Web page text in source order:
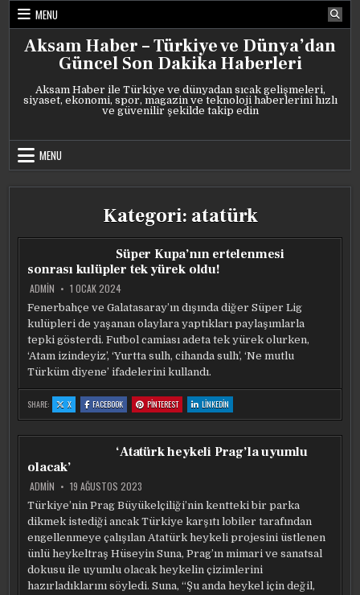
Skip
content
MENU
Aksam Haber – Türkiye ve Dünya’dan
Güncel Son Dakika Haberleri
Aksam Haber ile Türkiye ve dünyadan sıcak gelişmeleri,
siyaset, ekonomi, spor, magazin ve teknoloji haberlerini hızlı
ve güvenilir şekilde takip edin
MENU
Kategori: atatürk
Süper Kupa’nın ertelenmesi
sonrası kulüpler tek yürek oldu!
ADMIN 1 OCAK 2024
Fenerbahçe ve Galatasaray’ın dışında diğer Süper Lig
kulüpleri de yaşanan olaylara yaptıkları paylaşımlarla
tepki gösterdi. Futbol camiası adeta tek yürek olurken,
‘Atam izindeyiz’, ‘Yurtta sulh, cihanda sulh’, ‘Ne mutlu
Türküm diyene’ ifadelerini kullandı.
SHARE: X:
SÜPER
KUPA’NIN
SONRASI
FACEBOOK:
SÜPER
KUPA’NIN
SONRASI
TEK
YÜREK
PINTEREST:
SÜPER
KUPA’NIN
SONRASI
TEK
YÜREK
LINKEDIN
SÜPER
KUPA’NIN
SONRASI
TEK
YÜREK
‘Atatürk heykeli Prag’la uyumlu
olacak’
ADMIN 19 AĞUSTOS 2023
Türkiye’nin Prag Büyükelçiliği’nin kentteki bir parka
dikmek istediği ancak Türkiye karşıtı lobiler tarafından
engellenmeye çalışılan Atatürk heykeli projesini üstlenen
ünlü heykeltraş Hüseyin Suna, Prag’ın mimari ve sanatsal
dokusu ile uyumlu olacak heykelin çizimlerini
hazırladıklarını söyledi. Suna, “Şu anda heykel için değil,